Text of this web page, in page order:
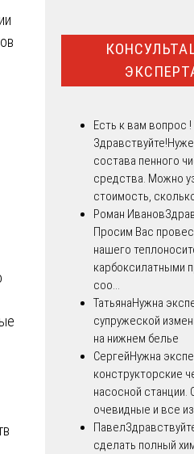
Есть к вам вопрос !
состава пенного
средства. Можно
стоимость,
Роман Иванов
Просим Вас
нашего
карбоксилатными
соо...
ТатьянаНужна
супружеской
на нижнем белье
СергейНужна
конструкторские
насосной станции.
очевидные и все
Павел
сделать полный